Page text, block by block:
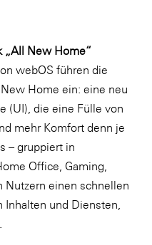
„All New Home“
webOS führen die
Home ein: eine neu
(UI), die eine Fülle von
mehr Komfort denn je
– gruppiert in
Office, Gaming,
Nutzern einen schnellen
Inhalten und Diensten,